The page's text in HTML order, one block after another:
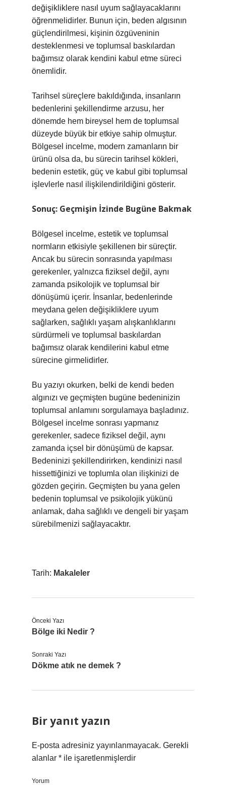
değişikliklere nasıl uyum sağlayacaklarını
öğrenmelidirler. Bunun için, beden algısının
güçlendirilmesi, kişinin özgüveninin
desteklenmesi ve toplumsal baskılardan
bağımsız olarak kendini kabul etme süreci
önemlidir.
Tarihsel süreçlere bakıldığında, insanların
bedenlerini şekillendirme arzusu, her
dönemde hem bireysel hem de toplumsal
düzeyde büyük bir etkiye sahip olmuştur.
Bölgesel incelme, modern zamanların bir
ürünü olsa da, bu sürecin tarihsel kökleri,
bedenin estetik, güç ve kabul gibi toplumsal
işlevlerle nasıl ilişkilendirildiğini gösterir.
Sonuç: Geçmişin İzinde Bugüne Bakmak
Bölgesel incelme, estetik ve toplumsal
normların etkisiyle şekillenen bir süreçtir.
Ancak bu sürecin sonrasında yapılması
gerekenler, yalnızca fiziksel değil, aynı
zamanda psikolojik ve toplumsal bir
dönüşümü içerir. İnsanlar, bedenlerinde
meydana gelen değişikliklere uyum
sağlarken, sağlıklı yaşam alışkanlıklarını
sürdürmeli ve toplumsal baskılardan
bağımsız olarak kendilerini kabul etme
sürecine girmelidirler.
Bu yazıyı okurken, belki de kendi beden
algınızı ve geçmişten bugüne bedeninizin
toplumsal anlamını sorgulamaya başladınız.
Bölgesel incelme sonrası yapmanız
gerekenler, sadece fiziksel değil, aynı
zamanda içsel bir dönüşümü de kapsar.
Bedeninizi şekillendirirken, kendinizi nasıl
hissettiğinizi ve toplumla olan ilişkinizi de
gözden geçirin. Geçmişten bu yana gelen
bedenin toplumsal ve psikolojik yükünü
anlamak, daha sağlıklı ve dengeli bir yaşam
sürebilmenizi sağlayacaktır.
Tarih: Makaleler
Önceki Yazı
Bölge iki Nedir ?
Sonraki Yazı
Dökme atık ne demek ?
Bir yanıt yazın
E-posta adresiniz yayınlanmayacak. Gerekli
alanlar * ile işaretlenmişlerdir
Yorum